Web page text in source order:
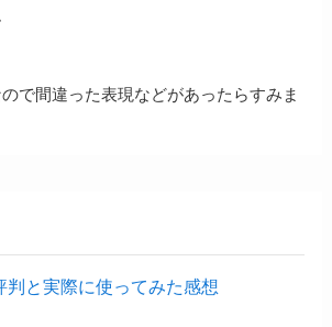
で間違った表現などがあったらすみま
判と実際に使ってみた感想